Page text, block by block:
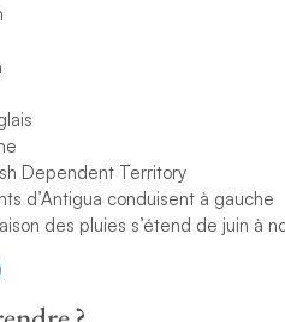
Dependent Territory
d’Antigua conduisent à gauche
des pluies s’étend de juin à